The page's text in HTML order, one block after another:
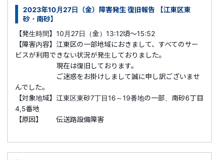
2023年10月27日（金）障害発生 復旧報告 【江東区東
砂・南砂】
【発生時間】10月27日（金）13:12頃～15:52
【障害内容】江東区の一部地域におきまして、すべてのサー
ビスが利用できない状況が発生しておりました。
現在は復旧しております。
ご迷惑をお掛けしまして誠に申し訳ございませ
んでした。
【対象地域】江東区東砂7丁目16～19番地の一部、南砂6丁目
4,5番地
【原因】 伝送路設備障害